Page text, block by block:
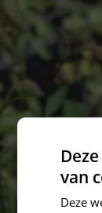
van
Deze